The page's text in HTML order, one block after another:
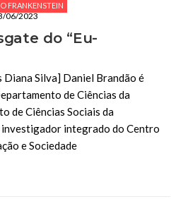
FRANKENSTEIN
06/2023
do “Eu-
Diana Silva] Daniel Brandão é
de Ciências da
de Ciências Sociais da
integrado do Centro
e Sociedade